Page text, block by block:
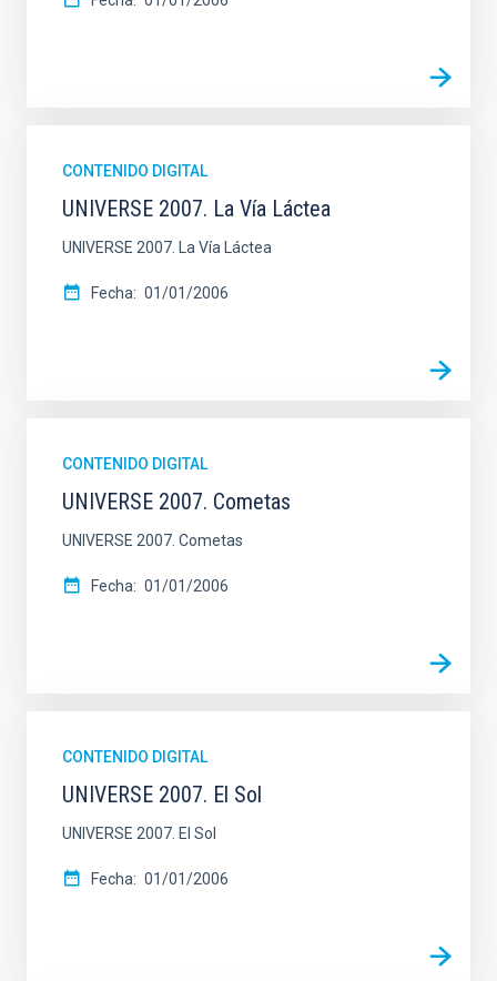
CONTENIDO DIGITAL
UNIVERSE 2007. La Vía Láctea
UNIVERSE 2007. La Vía Láctea
Fecha 01/01/2006
CONTENIDO DIGITAL
UNIVERSE 2007. Cometas
UNIVERSE 2007. Cometas
Fecha 01/01/2006
CONTENIDO DIGITAL
UNIVERSE 2007. El Sol
UNIVERSE 2007. El Sol
Fecha 01/01/2006